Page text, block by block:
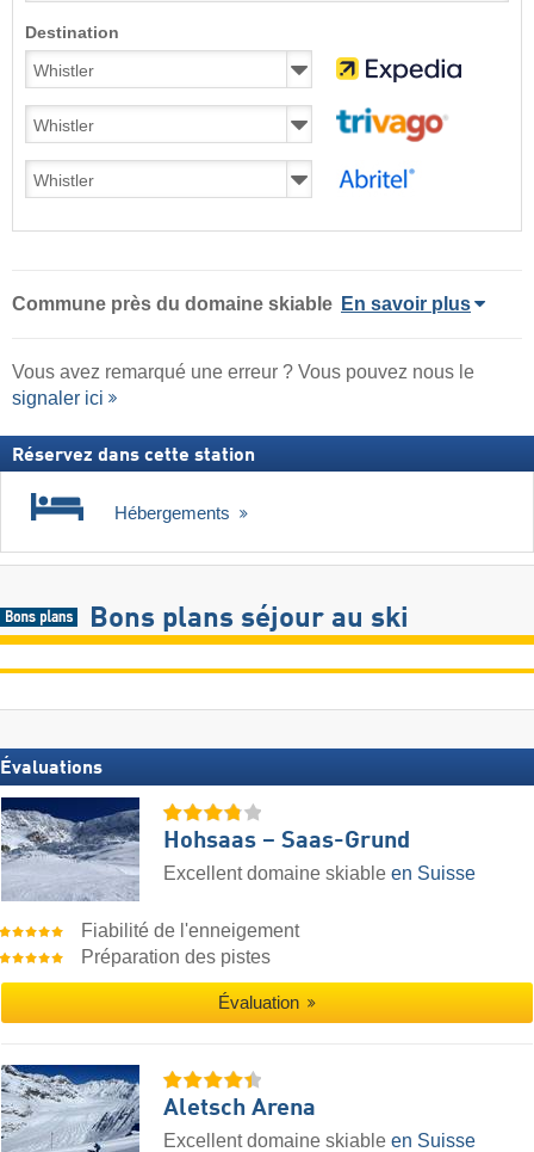
Destination
Commune près du domaine skiable En savoir plus
Vous avez remarqué une erreur ? Vous pouvez nous le
signaler ici
Réservez dans cette station
Hébergements
Bons plans séjour au ski
Évaluations
Hohsaas – Saas-Grund
Excellent domaine skiable en Suisse
Fiabilité de l'enneigement
Préparation des pistes
Évaluation
Aletsch Arena
Excellent domaine skiable en Suisse